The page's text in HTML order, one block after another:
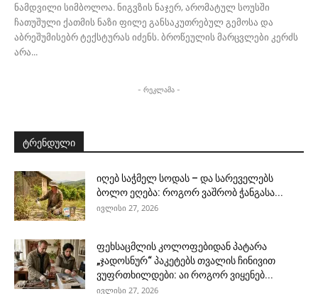
ნამდვილი სიმბოლოა. ნიგვზის ნაჯერ, არომატულ სოუსში
ჩათუშული ქათმის ნაზი ფილე განსაკუთრებულ გემოსა და
აბრეშუმისებრ ტექსტურას იძენს. ბროწეულის მარცვლები კერძს
არა...
- რეკლამა -
ტრენდული
იღებ საჭმელ სოდას – და სარეველებს
ბოლო ეღება: როგორ ვაშრობ ჭანგასა...
ივლისი 27, 2026
ფეხსაცმლის კოლოფებიდან პატარა
„ჯადოსნურ“ პაკეტებს თვალის ჩინივით
ვუფრთხილდები: აი როგორ ვიყენებ...
ივლისი 27, 2026